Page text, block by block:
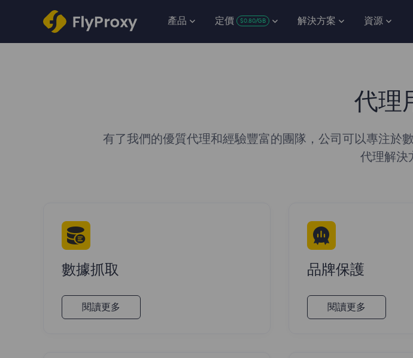
產品 定價 $0.80/GB 解決方案 資源
代理
有了我們的優質代理和經驗豐富的團隊，公司可以專注於
代理解決
數據抓取
閱讀更多
品牌保護
閱讀更多